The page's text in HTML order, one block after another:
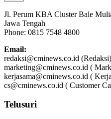
Jl. Perum KBA Cluster Bale
Jawa Tengah
Phone: 0815 7548 4800
Email:
redaksi@cminews.co.id (Redaksi)
marketing@cminews.co.id (
kerjasama@cminews.co.id (
cs@cminews.co.id ( Customer
Telusuri